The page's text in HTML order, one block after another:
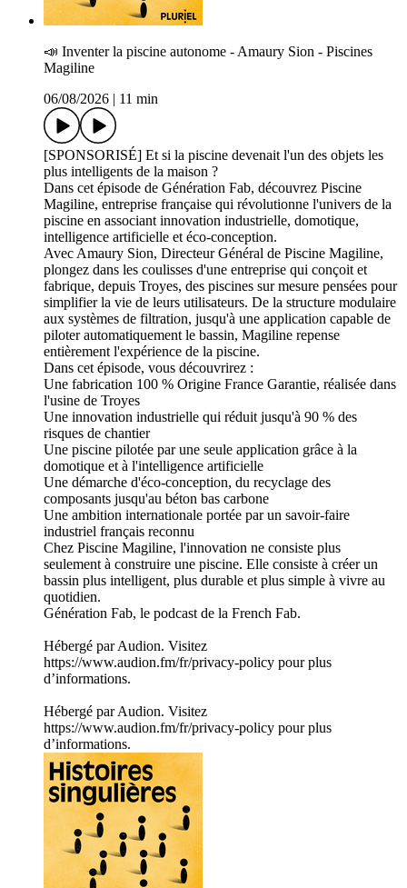
📣 Inventer la piscine autonome - Amaury Sion - Piscines
Magiline
06/08/2026
11 min
[SPONSORISÉ] Et si la piscine devenait l'un des objets les
plus intelligents de la maison ?
Dans cet épisode de Génération Fab, découvrez Piscine
Magiline, entreprise française qui révolutionne l'univers de la
piscine en associant innovation industrielle, domotique,
intelligence artificielle et éco-conception.
Avec Amaury Sion, Directeur Général de Piscine Magiline,
plongez dans les coulisses d'une entreprise qui conçoit et
fabrique, depuis Troyes, des piscines sur mesure pensées pour
simplifier la vie de leurs utilisateurs. De la structure modulaire
aux systèmes de filtration, jusqu'à une application capable de
piloter automatiquement le bassin, Magiline repense
entièrement l'expérience de la piscine.
Dans cet épisode, vous découvrirez :
Une fabrication 100 % Origine France Garantie, réalisée dans
l'usine de Troyes
Une innovation industrielle qui réduit jusqu'à 90 % des
risques de chantier
Une piscine pilotée par une seule application grâce à la
domotique et à l'intelligence artificielle
Une démarche d'éco-conception, du recyclage des
composants jusqu'au béton bas carbone
Une ambition internationale portée par un savoir-faire
industriel français reconnu
Chez Piscine Magiline, l'innovation ne consiste plus
seulement à construire une piscine. Elle consiste à créer un
bassin plus intelligent, plus durable et plus simple à vivre au
quotidien.
Génération Fab, le podcast de la French Fab.
Hébergé par Audion. Visitez
https://www.audion.fm/fr/privacy-policy pour plus
d’informations.
Hébergé par Audion. Visitez
https://www.audion.fm/fr/privacy-policy pour plus
d’informations.